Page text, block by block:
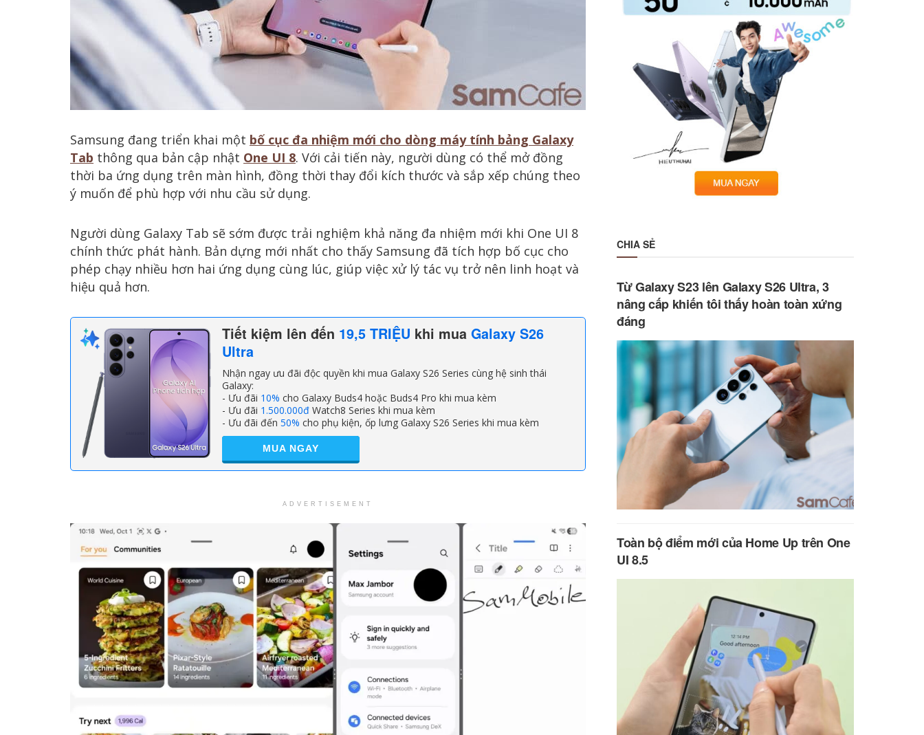
Samsung đang triển khai một bố cục đa nhiệm mới cho dòng máy tính bảng Galaxy
Tab thông qua bản cập nhật One UI 8. Với cải tiến này, người dùng có thể mở đồng
thời ba ứng dụng trên màn hình, đồng thời thay đổi kích thước và sắp xếp chúng theo
ý muốn để phù hợp với nhu cầu sử dụng.
Người dùng Galaxy Tab sẽ sớm được trải nghiệm khả năng đa nhiệm mới khi One UI 8
chính thức phát hành. Bản dựng mới nhất cho thấy Samsung đã tích hợp bố cục cho
phép chạy nhiều hơn hai ứng dụng cùng lúc, giúp việc xử lý tác vụ trở nên linh hoạt và
hiệu quả hơn.
Tiết kiệm lên đến 19,5 TRIỆU khi mua Galaxy S26
Ultra
Nhận ngay ưu đãi độc quyền khi mua Galaxy S26 Series cùng hệ sinh thái
Galaxy:
- Ưu đãi 10% cho Galaxy Buds4 hoặc Buds4 Pro khi mua kèm
- Ưu đãi 1.500.000đ Watch8 Series khi mua kèm
- Ưu đãi đến 50% cho phụ kiện, ốp lưng Galaxy S26 Series khi mua kèm
MUA NGAY
ADVERTISEMENT
CHIA SẺ
Từ Galaxy S23 lên Galaxy S26 Ultra, 3
nâng cấp khiến tôi thấy hoàn toàn xứng
đáng
Toàn bộ điểm mới của Home Up trên One
UI 8.5